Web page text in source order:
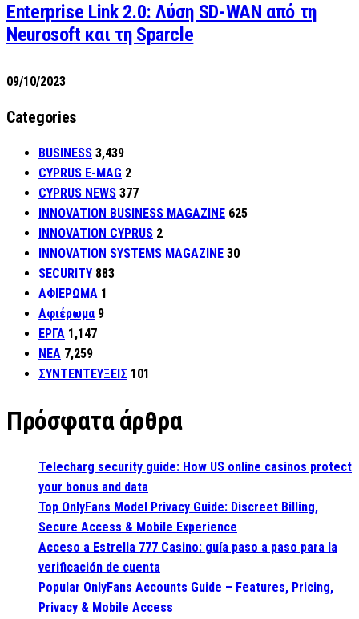
Enterprise Link 2.0: Λύση SD-WAN από τη
Neurosoft και τη Sparcle
09/10/2023
Categories
BUSINESS 3,439
CYPRUS E-MAG 2
CYPRUS NEWS 377
INNOVATION BUSINESS MAGAZINE 625
INNOVATION CYPRUS 2
INNOVATION SYSTEMS MAGAZINE 30
SECURITY 883
ΑΦΙΕΡΩΜΑ 1
Αφιέρωμα 9
ΕΡΓΑ 1,147
ΝΕΑ 7,259
ΣΥΝΤΕΝΤΕΥΞΕΙΣ 101
Πρόσφατα άρθρα
Telecharg security guide: How US online casinos protect
your bonus and data
Top OnlyFans Model Privacy Guide: Discreet Billing,
Secure Access & Mobile Experience
Acceso a Estrella 777 Casino: guía paso a paso para la
verificación de cuenta
Popular OnlyFans Accounts Guide – Features, Pricing,
Privacy & Mobile Access